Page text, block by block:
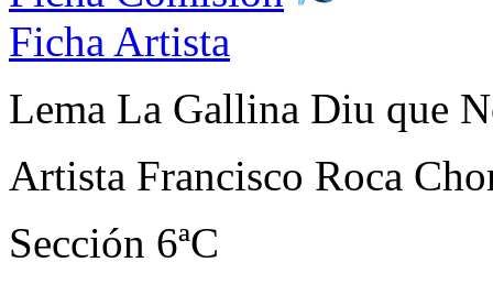
Ficha Artista
Lema La Gallina Diu que
Artista Francisco Roca
Sección 6ªC